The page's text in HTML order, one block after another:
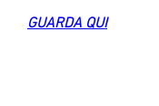
GUARDA QUI